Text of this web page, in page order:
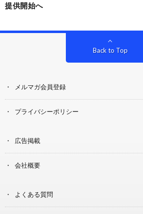
提供開始へ
Back to Top
メルマガ会員登録
プライバシーポリシー
広告掲載
会社概要
よくある質問